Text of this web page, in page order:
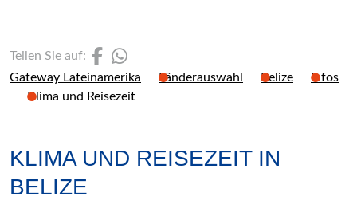
Gateway Lateinamerika Länderauswahl Belize
Infos
Klima und Reisezeit
Teilen Sie auf: (Link öffnet einen neuen
KLIMA UND REISEZEIT IN
BELIZE